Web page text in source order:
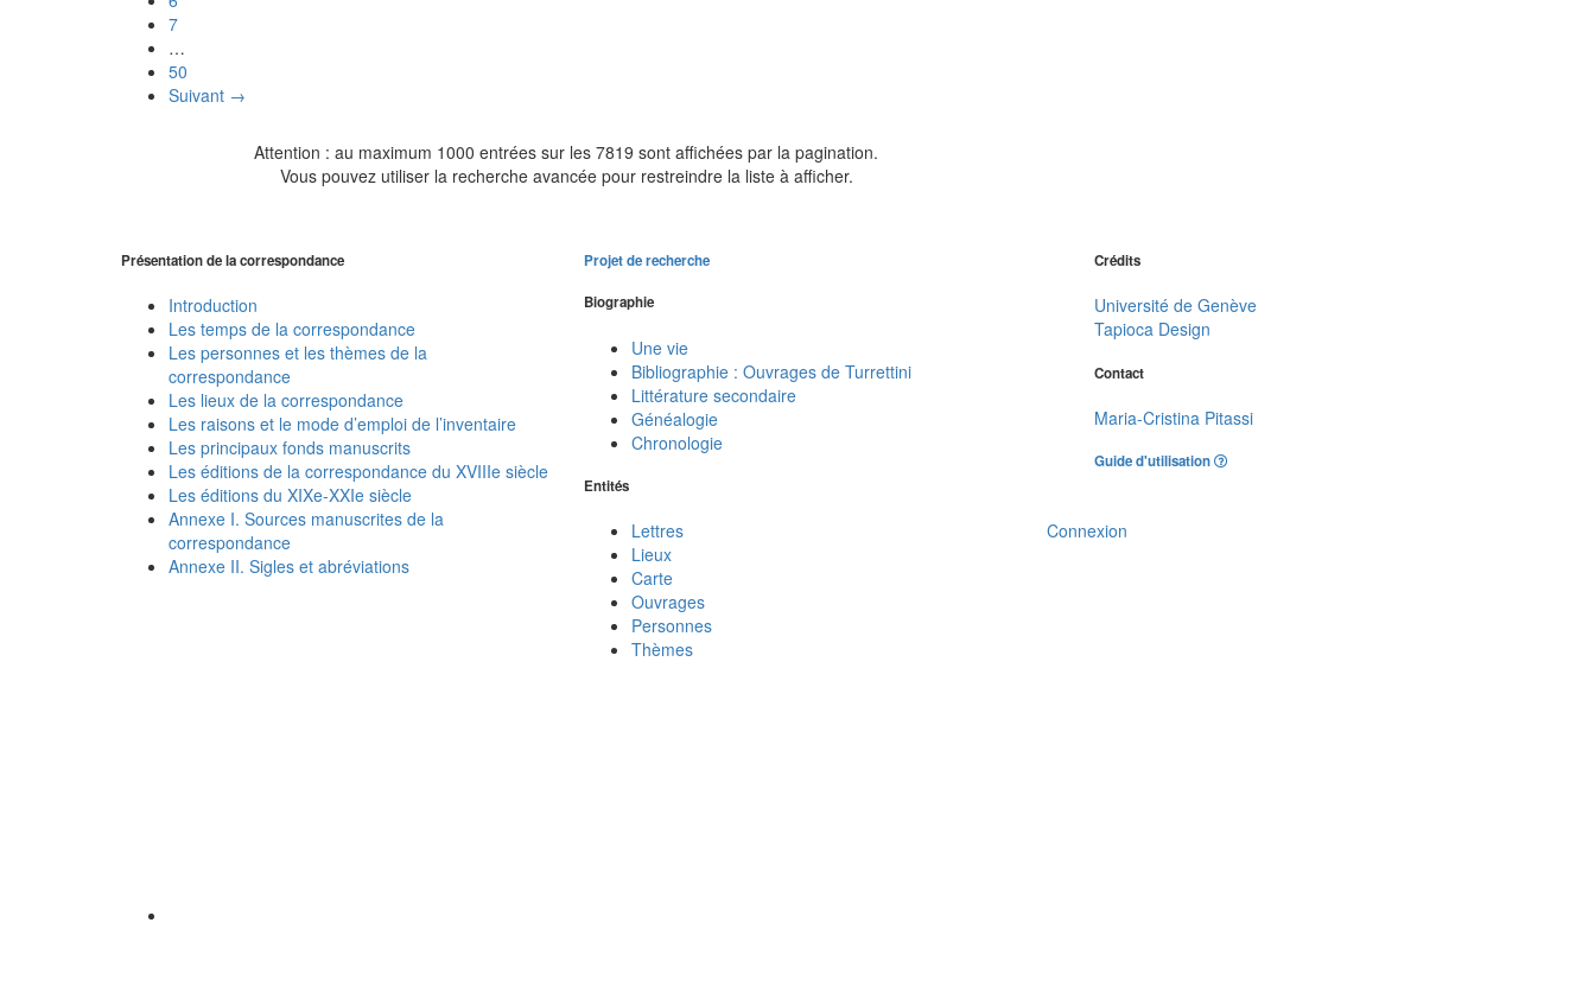
7
…
50
Suivant →
Attention : au maximum 1000 entrées sur les 7819 sont affichées par la pagination.
Vous pouvez utiliser la recherche avancée pour restreindre la liste à afficher.
Présentation de la correspondance
Introduction
Les temps de la correspondance
Les personnes et les thèmes de la
correspondance
Les lieux de la correspondance
Les raisons et le mode d’emploi de l’inventaire
Les principaux fonds manuscrits
Les éditions de la correspondance du XVIIIe siècle
Les éditions du XIXe-XXIe siècle
Annexe I. Sources manuscrites de la
correspondance
Annexe II. Sigles et abréviations
Projet de recherche
Biographie
Une vie
Bibliographie : Ouvrages de Turrettini
Littérature secondaire
Généalogie
Chronologie
Entités
Lettres
Lieux
Carte
Ouvrages
Personnes
Thèmes
Crédits
Université de Genève
Tapioca Design
Contact
Maria-Cristina Pitassi
Guide d'utilisation
Connexion